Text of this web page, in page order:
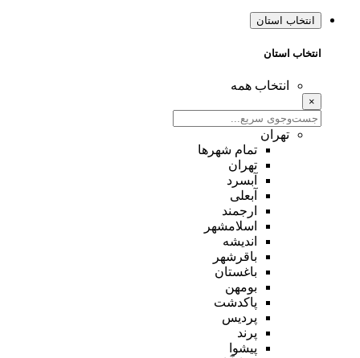
انتخاب استان
انتخاب استان
انتخاب همه
×
تهران
تمام شهر‌ها
تهران
آبسرد
آبعلی
ارجمند
اسلامشهر
اندیشه
باقرشهر
باغستان
بومهن
پاکدشت
پردیس
پرند
پیشوا